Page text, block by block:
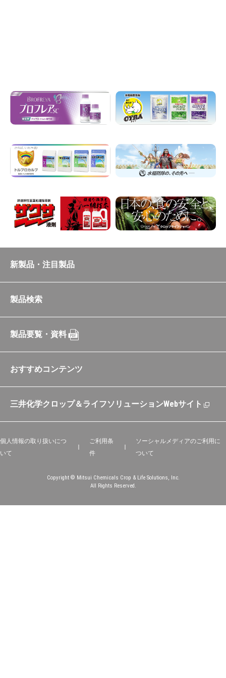
新製品・注目製品
製品検索
製品要覧・資料
おすすめコンテンツ
三井化学クロップ＆ライフソリューションWebサイト
個人情報の取り扱いにつ
いて
ご利用条
件
ソーシャルメディアのご利用に
ついて
Copyright © Mitsui Chemicals Crop & Life Solutions, Inc.
All Rights Reserved.